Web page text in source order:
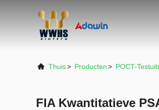
Thuis> Producten> POCT-
FIA Kwantitatieve